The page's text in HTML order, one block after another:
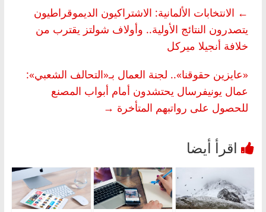
← الانتخابات الألمانية: الاشتراكيون الديموقراطيون
يتصدرون النتائج الأولية.. وأولاف شولتز يقترب من
خلافة أنجيلا ميركل
«عايزين حقوقنا».. لجنة العمال بـ«التحالف الشعبي»:
عمال يونيفرسال يحتشدون أمام أبواب المصنع
للحصول على رواتبهم المتأخرة →